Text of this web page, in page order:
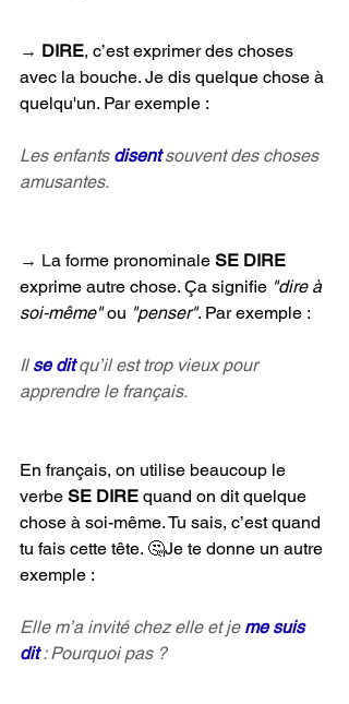
→ DIRE, c’est exprimer des choses
avec la bouche. Je dis quelque chose à
quelqu'un. Par exemple :
Les enfants disent souvent des choses
amusantes.
→ La forme pronominale SE DIRE
exprime autre chose. Ça signifie "dire à
soi-même" ou "penser". Par exemple :
Il se dit qu’il est trop vieux pour
apprendre le français.
En français, on utilise beaucoup le
verbe SE DIRE quand on dit quelque
chose à soi-même. Tu sais, c’est quand
tu fais cette tête. 🤔Je te donne un autre
exemple :
Elle m’a invité chez elle et je me suis
dit : Pourquoi pas ?